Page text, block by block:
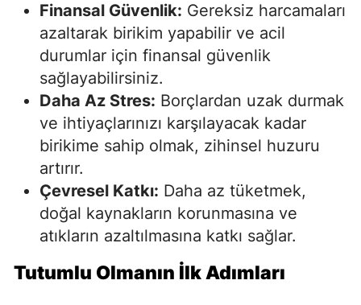
Kars
Kastamonu
Kırklareli
Kırşehir
Kocaeli
Konya
Malatya
Finansal Güvenlik: Gereksiz harcamaları
azaltarak birikim yapabilir ve acil
durumlar için finansal güvenlik
sağlayabilirsiniz.
Daha Az Stres: Borçlardan uzak durmak
ve ihtiyaçlarınızı karşılayacak kadar
birikime sahip olmak, zihinsel huzuru
artırır.
Çevresel Katkı: Daha az tüketmek,
doğal kaynakların korunmasına ve
atıkların azaltılmasına katkı sağlar.
Tutumlu Olmanın İlk Adımları